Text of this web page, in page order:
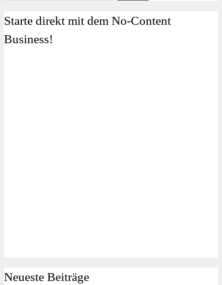
Starte direkt mit dem No-Content
Business!
Neueste Beiträge